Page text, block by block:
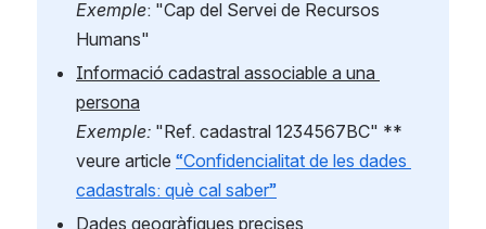
Exemple: "Cap del Servei de Recursos
Humans"
Informació cadastral associable a una
persona
Exemple: "Ref. cadastral 1234567BC" **
veure article “Confidencialitat de les dades
cadastrals: què cal saber”
Dades geogràfiques precises